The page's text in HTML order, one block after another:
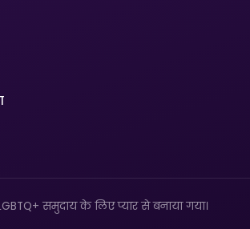
समुदाय के लिए प्यार से बनाया गया।